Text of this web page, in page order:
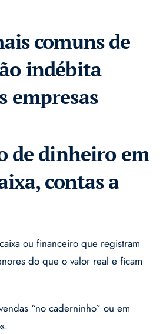
comuns de
indébita
empresas
de dinheiro em
contas a
ou financeiro que registram
do que o valor real e ficam
“no caderninho” ou em